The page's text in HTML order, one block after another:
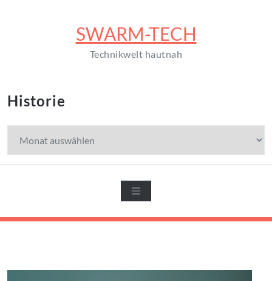
SWARM-TECH
Technikwelt hautnah
Historie